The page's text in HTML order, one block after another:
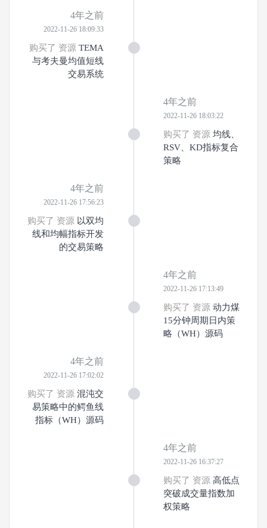
4年之前
2022-11-26 18:09:33
购买了 资源 TEMA
与考夫曼均值短线
交易系统
4年之前
2022-11-26 18:03:22
购买了 资源 均线、
RSV、KD指标复合
策略
4年之前
2022-11-26 17:56:23
购买了 资源 以双均
线和均幅指标开发
的交易策略
4年之前
2022-11-26 17:13:49
购买了 资源 动力煤
15分钟周期日内策
略（WH）源码
4年之前
2022-11-26 17:02:02
购买了 资源 混沌交
易策略中的鳄鱼线
指标（WH）源码
4年之前
2022-11-26 16:37:27
购买了 资源 高低点
突破成交量指数加
权策略